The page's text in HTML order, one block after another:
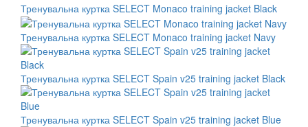
Тренувальна куртка SELECT Monaco training jacket Black
Тренувальна куртка SELECT Monaco training jacket Navy
Тренувальна куртка SELECT Spain v25 training jacket Black
Тренувальна куртка SELECT Spain v25 training jacket Blue